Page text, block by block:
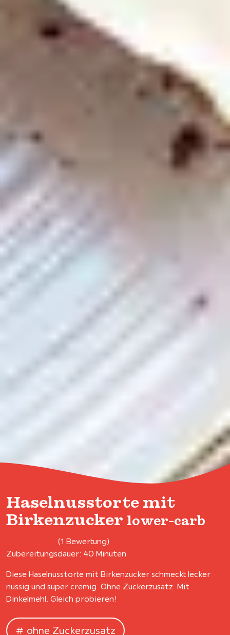
Haselnusstorte mit
Birkenzucker lower-carb
(1 Bewertung)
Zubereitungsdauer: 40 Minuten
Diese Haselnusstorte mit Birkenzucker schmeckt lecker
nussig und super cremig. Ohne Zuckerzusatz. Mit
Dinkelmehl. Gleich probieren!
ohne Zuckerzusatz